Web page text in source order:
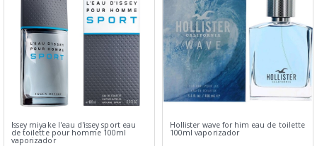
Issey miyake l'eau d'issey sport eau
de toilette pour homme 100ml
vaporizador
Hollister wave for him eau de toilette
100ml vaporizador